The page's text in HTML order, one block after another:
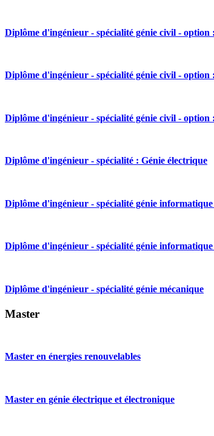
Diplôme d'ingénieur - spécialité génie civil -
Diplôme d'ingénieur - spécialité génie civil - option
Diplôme d'ingénieur - spécialité génie civil -
Diplôme d'ingénieur - spécialité : Génie électrique
Diplôme d'ingénieur - spécialité génie
Diplôme d'ingénieur - spécialité génie
Diplôme d'ingénieur - spécialité génie mécanique
Master
Master en énergies renouvelables
Master en génie électrique et électronique